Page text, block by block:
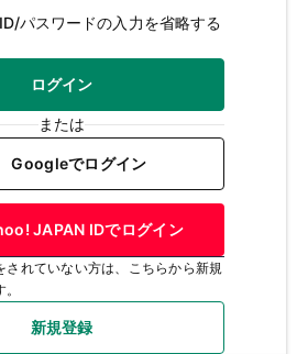
パスワードの入力を省略する
ログイン
または
Googleでログイン
JAPAN IDでログイン
されていない方は、こちらから新規
新規登録